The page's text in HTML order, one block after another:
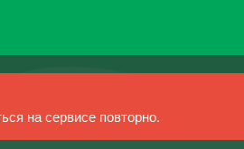
на сервисе повторно.